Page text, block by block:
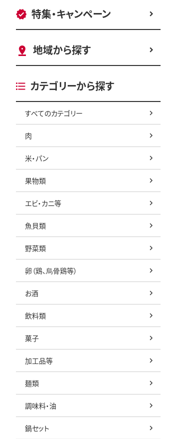
特集・キャンペーン
地域から探す
カテゴリーから探す
すべてのカテゴリー
肉
米・パン
果物類
エビ・カニ等
魚貝類
野菜類
卵（鶏、烏骨鶏等）
お酒
飲料類
菓子
加工品等
麺類
調味料・油
鍋セット